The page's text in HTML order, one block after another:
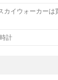
カイウォーカーは
計